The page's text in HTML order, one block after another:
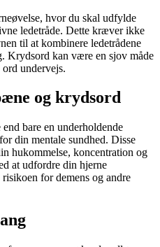
hvor du skal udfylde
ledetråde. Dette kræver ikke
til at kombinere ledetrådene
Krydsord kan være en sjov måde
undervejs.
og krydsord
bare en underholdende
din mentale sundhed. Disse
hukommelse, koncentration og
at udfordre din hjerne
for demens og andre